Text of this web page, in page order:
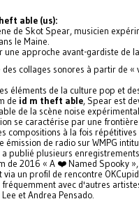
able (us):
de Skot Spear, musicien
le Maine.
une approche avant-gardiste de
collages sonores à partir de «
éléments de la culture pop et
de id m theft able, Spear est
de la scène noise
se caractérise par une
compositions à la fois
émission de radio sur WMPG
a publié plusieurs
de 2016 « A ❤️ Named Spooky
via un profil de rencontre
avec d'autres
et Andrea Pensado.